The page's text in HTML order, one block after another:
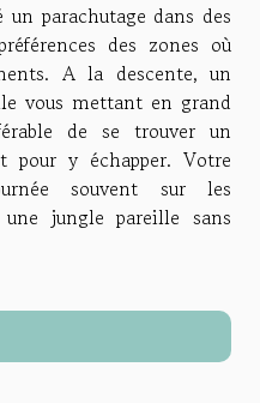
parachutage dans des
des zones où
A la descente, un
vous mettant en grand
de se trouver un
pour y échapper. Votre
souvent sur les
jungle pareille sans